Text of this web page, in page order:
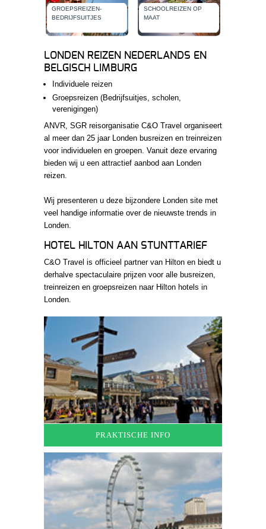
GROEPSREIZEN-
BEDRIJFSUITJES
SCHOOLREIZEN OP
MAAT
LONDEN REIZEN NEDERLANDS EN
BELGISCH LIMBURG
Individuele reizen
Groepsreizen (Bedrijfsuitjes, scholen,
verenigingen)
ANVR, SGR reisorganisatie C&O Travel organiseert
al meer dan 25 jaar Londen busreizen en treinreizen
voor individuelen en groepen. Vanuit deze ervaring
bieden wij u een attractief aanbod aan Londen
reizen.
Wij presenteren u deze bijzondere Londen site met
veel handige informatie over de nieuwste trends in
Londen.
HOTEL HILTON AAN STUNTTARIEF
C&O Travel is officieel partner van Hilton en biedt u
derhalve spectaculaire prijzen voor alle busreizen,
treinreizen en groepsreizen naar Hilton hotels in
Londen.
PRAKTISCHE INFO